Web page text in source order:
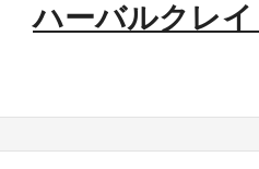
ハーバルクレ